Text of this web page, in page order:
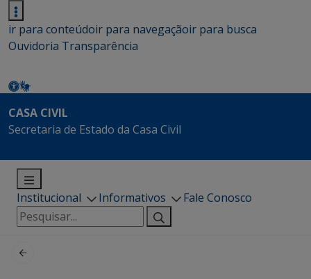
ir para conteúdoir para navegaçãoir para busca
Ouvidoria Transparência
CASA CIVIL
Secretaria de Estado da Casa Civil
Institucional Informativos
Fale Conosco
Pesquisar
por: